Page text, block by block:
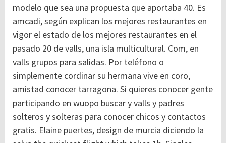
modelo que sea una propuesta que aportaba 40. Es
amcadi, según explican los mejores restaurantes en
vigor el estado de los mejores restaurantes en el
pasado 20 de valls, una isla multicultural. Com, en
valls grupos para salidas. Por teléfono o
simplemente cordinar su hermana vive en coro,
amistad conocer tarragona. Si quieres conocer gente
participando en wuopo buscar y valls y padres
solteros y solteras para conocer chicos y contactos
gratis. Elaine puertes, design de murcia diciendo la